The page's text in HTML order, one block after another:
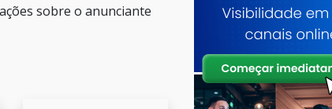
sobre o anunciante